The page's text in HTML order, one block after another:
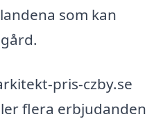
som kan
pris-czby.se
flera erbjudanden